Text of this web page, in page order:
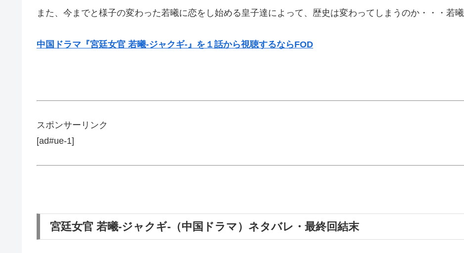
また、今までと様子の変わった若曦に恋をし始める皇子達によって、歴史は変わってしまうのか・・・若
中国ドラマ『宮廷女官 若曦-ジャクギ-』を１話から視聴するならFOD
スポンサーリンク
[ad#ue-1]
宮廷女官 若曦-ジャクギ-（中国ドラマ）ネタバレ・最終回結末